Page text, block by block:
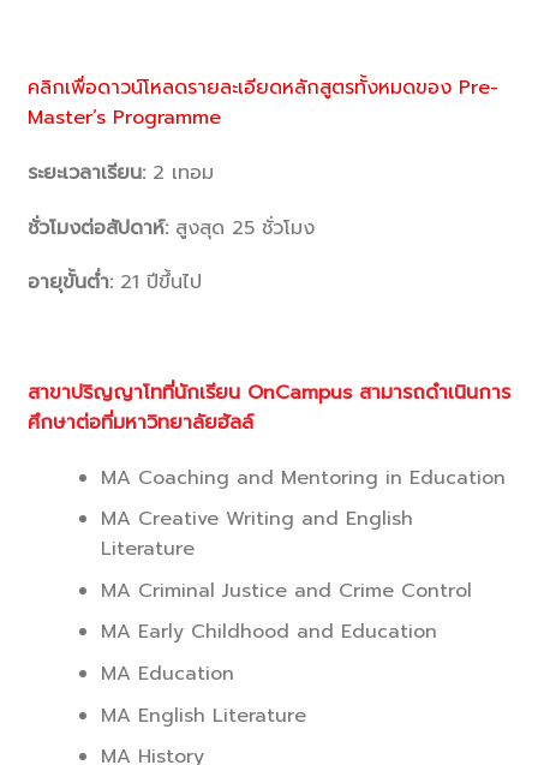
คลิกเพื่อดาวน์โหลดรายละเอียดหลักสูตรทั้งหมดของ Pre-
Master’s Programme
ระยะเวลาเรียน:2 เทอม
ชั่วโมงต่อสัปดาห์:สูงสุด 25 ชั่วโมง
อายุขั้นต่ำ:21 ปีขึ้นไป
สาขาปริญญาโทที่นักเรียน OnCampus สามารถดำเนินการ
ศึกษาต่อที่มหาวิทยาลัยฮัลล์
MA Coaching and Mentoring in Education
MA Creative Writing and English
Literature
MA Criminal Justice and Crime Control
MA Early Childhood and Education
MA Education
MA English Literature
MA History